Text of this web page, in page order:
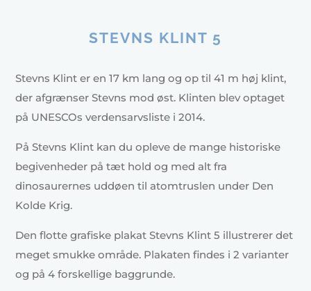
STEVNS KLINT 5
Stevns Klint er en 17 km lang og op til 41 m høj klint,
der afgrænser Stevns mod øst. Klinten blev optaget
på UNESCOs verdensarvsliste i 2014.
På Stevns Klint kan du opleve de mange historiske
begivenheder på tæt hold og med alt fra
dinosaurernes uddøen til atomtruslen under Den
Kolde Krig.
Den flotte grafiske plakat Stevns Klint 5 illustrerer det
meget smukke område. Plakaten findes i 2 varianter
og på 4 forskellige baggrunde.